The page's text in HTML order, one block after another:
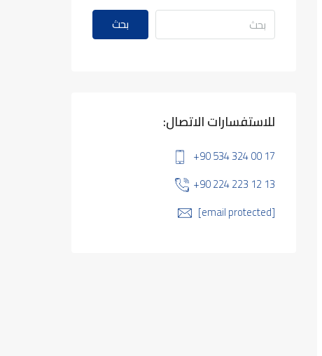
بحث
للاستفسارات الاتصال:
+90 534 324 00 17
+90 224 223 12 13
[email protected]